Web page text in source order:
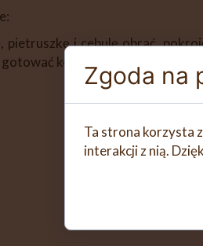
pietruszkę i cebulę obrać,
kolejne 10 minut. Po
Zgoda na
Ta strona korzysta
interakcji z nią.